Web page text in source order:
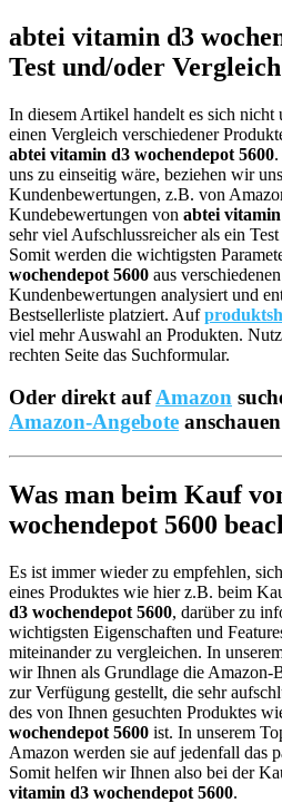
abtei vitamin d3
Test und/oder Vergleich
In diesem Artikel handelt es sich nicht
einen Vergleich verschiedener
abtei vitamin d3 wochendepot 5600
uns zu einseitig wäre, beziehen wir
Kundenbewertungen, z.B. von
Kundebewertungen von abtei
sehr viel Aufschlussreicher als ein
Somit werden die wichtigsten
wochendepot 5600 aus
Kundenbewertungen analysiert und
Bestsellerliste platziert. Auf
viel mehr Auswahl an Produkten.
rechten Seite das Suchformular.
Oder direkt aufAmazon
Amazon-Angebote anschauen
Was man beim Kauf
wochendepot 5600
Es ist immer wieder zu empfehlen,
eines Produktes wie hier z.B. beim
d3 wochendepot 5600, darüber zu
wichtigsten Eigenschaften und
miteinander zu vergleichen. In
wir Ihnen als Grundlage die Amazon-
zur Verfügung gestellt, die sehr
des von Ihnen gesuchten Produktes
wochendepot 5600 ist. In unserem
Amazon werden sie auf jedenfall das
Somit helfen wir Ihnen also bei der
vitamin d3 wochendepot 5600.